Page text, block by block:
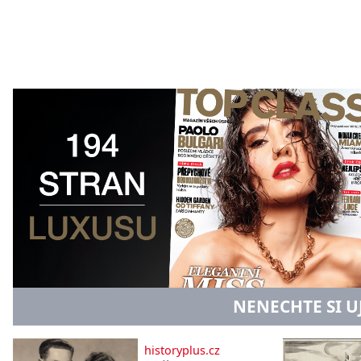
NENECHTE SI
historyplus.cz